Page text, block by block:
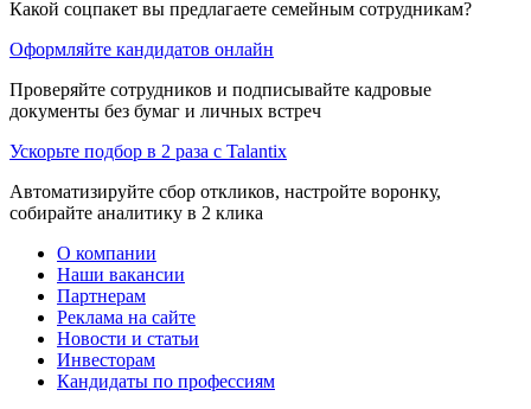
Какой соцпакет вы предлагаете семейным сотрудникам?
Оформляйте кандидатов онлайн
Проверяйте сотрудников и подписывайте кадровые
документы без бумаг и личных встреч
Ускорьте подбор в 2 раза с Talantix
Автоматизируйте сбор откликов, настройте воронку,
собирайте аналитику в 2 клика
О компании
Наши вакансии
Партнерам
Реклама на сайте
Новости и статьи
Инвесторам
Кандидаты по профессиям